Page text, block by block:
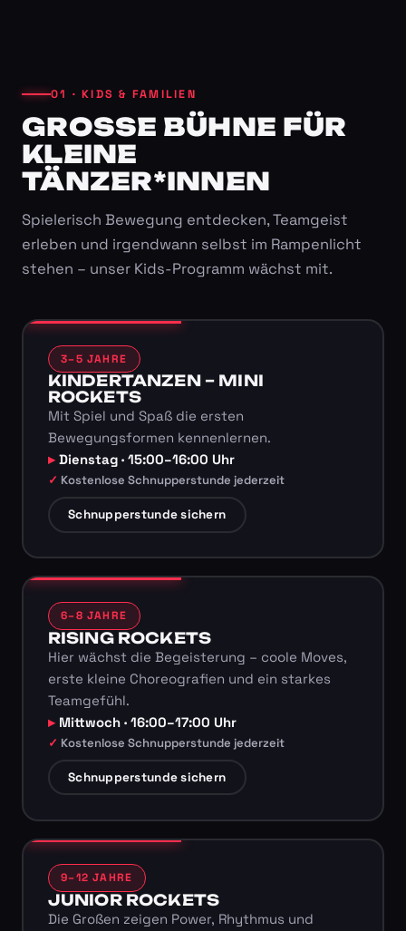
01 · KIDS & FAMILIEN
GROSSE BÜHNE FÜR K
LEINE T
ÄNZER*INNEN
Spielerisch Bewegung entdecken, Teamgeist
erleben und irgendwann selbst im Rampenlicht
stehen – unser Kids-Programm wächst mit.
3–5 JAHRE
KINDERTANZEN – MINI
ROCKETS
Mit Spiel und Spaß die ersten
Bewegungsformen kennenlernen.
Dienstag · 15:00–16:00 Uhr
Kostenlose Schnupperstunde jederzeit
Schnupperstunde sichern
6–8 JAHRE
RISING ROCKETS
Hier wächst die Begeisterung – coole Moves,
erste kleine Choreografien und ein starkes
Teamgefühl.
Mittwoch · 16:00–17:00 Uhr
Kostenlose Schnupperstunde jederzeit
Schnupperstunde sichern
9–12 JAHRE
JUNIOR ROCKETS
Die Großen zeigen Power, Rhythmus und